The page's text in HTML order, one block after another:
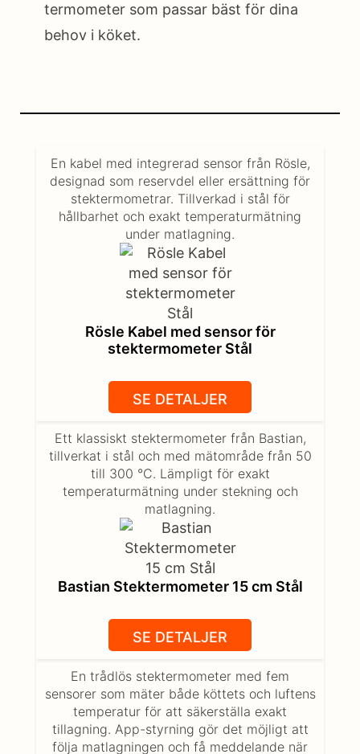
termometer som passar bäst för dina
behov i köket.
Rösle Kabel med sensor för
stektermometer Stål
En kabel med integrerad sensor från Rösle,
designad som reservdel eller ersättning för
stektermometrar. Tillverkad i stål för
hållbarhet och exakt temperaturmätning
under matlagning.
SE DETALJER
Bastian Stektermometer 15 cm Stål
Ett klassiskt stektermometer från Bastian,
tillverkat i stål och med mätområde från 50
till 300 °C. Lämpligt för exakt
temperaturmätning under stekning och
matlagning.
SE DETALJER
En trådlös stektermometer med fem
sensorer som mäter både köttets och luftens
temperatur för att säkerställa exakt
tillagning. App-styrning gör det möjligt att
följa matlagningen och få meddelande när